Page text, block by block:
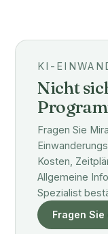
KI-
Nicht
Fragen Sie
Kosten,
Allgemeine
Spezialist
Fragen Sie